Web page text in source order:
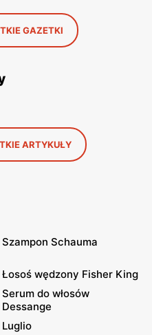
GAZETKI
ARTYKUŁY
Szampon Schauma
Łosoś wędzony Fisher King
Serum do włosów
Dessange
Luglio